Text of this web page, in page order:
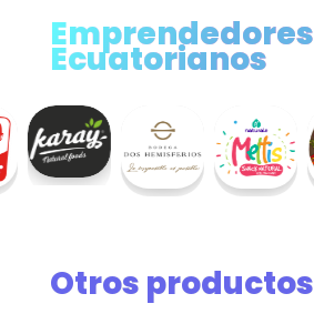
Emprendedores
Ecuatorianos
Otros productos